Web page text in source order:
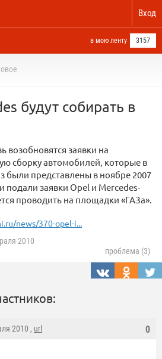
Вход
в мою ленту 3157
будут собирать в
возобновятся заявки на
сборку автомобилей, которые в
были представлены в ноябре 2007
подали заявки Opel и Mercedes-
проводить на площадки «ГАЗа».
news/370-opel-i...
2010
проблема (3)
0
2010 , url